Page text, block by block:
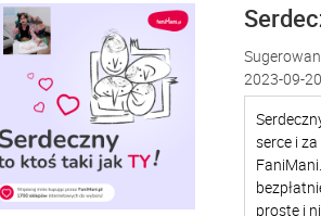
2023-09-